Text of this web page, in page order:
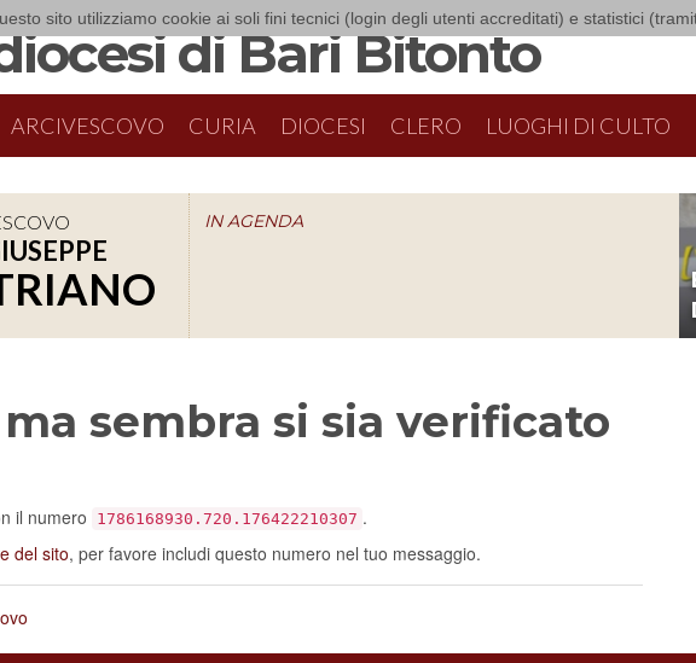
sito utilizziamo cookie ai soli fini tecnici (login degli utenti accreditati) e statistici
di Bari Bitonto
ARCIVESCOVO CURIA DIOCESI CLERO LUOGHI DI CULTO
IN AGENDA
sembra si sia verificato
il numero 1786168930.720.176422210307 .
del sito, per favore includi questo numero nel tuo messaggio.